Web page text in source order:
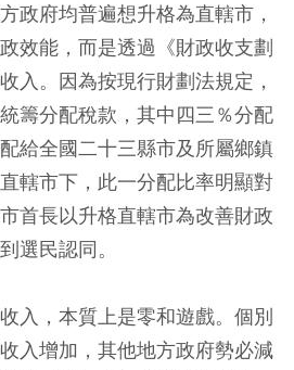
政府均普遍想升格為直轄市，
效能，而是透過《財政收支劃
入。因為按現行財劃法規定，
籌分配稅款，其中四三％分配
給全國二十三縣市及所屬鄉鎮
轄市下，此一分配比率明顯對
首長以升格直轄市為改善財政
選民認同。
入，本質上是零和遊戲。個別
入增加，其他地方政府勢必減